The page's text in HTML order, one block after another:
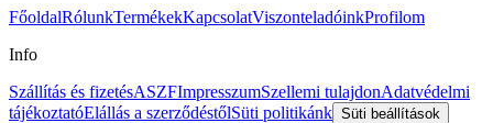
FőoldalRólunkTermékekKapcsolatViszonteladóinkProfilom
Info
Szállítás és fizetésASZFImpresszumSzellemi tulajdonAdatvédelmi
tájékoztatóElállás a szerződéstőlSüti politikánk Süti beállítások